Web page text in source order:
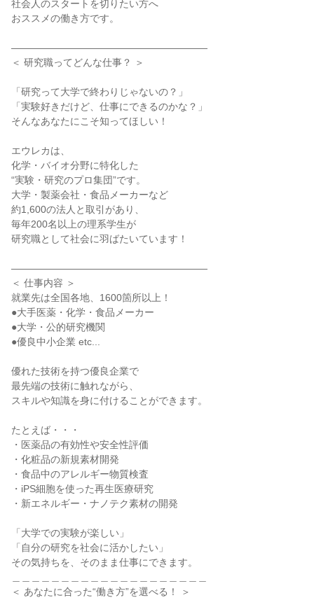
社会人のスタートを切りたい方へ
おススメの働き方です。
――――――――――――――――――――
＜ 研究職ってどんな仕事？ ＞
「研究って大学で終わりじゃないの？」
「実験好きだけど、仕事にできるのかな？」
そんなあなたにこそ知ってほしい！
エウレカは、
化学・バイオ分野に特化した
“実験・研究のプロ集団”です。
大学・製薬会社・食品メーカーなど
約1,600の法人と取引があり、
毎年200名以上の理系学生が
研究職として社会に羽ばたいています！
――――――――――――――――――――
＜ 仕事内容 ＞
就業先は全国各地、1600箇所以上！
●大手医薬・化学・食品メーカー
●大学・公的研究機関
●優良中小企業 etc...
優れた技術を持つ優良企業で
最先端の技術に触れながら、
スキルや知識を身に付けることができます。
たとえば・・・
・医薬品の有効性や安全性評価
・化粧品の新規素材開発
・食品中のアレルギー物質検査
・iPS細胞を使った再生医療研究
・新エネルギー・ナノテク素材の開発
「大学での実験が楽しい」
「自分の研究を社会に活かしたい」
その気持ちを、そのまま仕事にできます。
＜ あなたに合った“働き方”を選べる！ ＞